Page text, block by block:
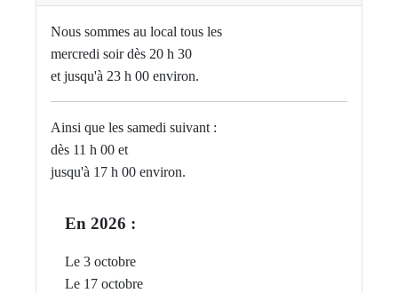
Nous sommes au local tous les
mercredi soir dès 20 h 30
et jusqu'à 23 h 00 environ.
Ainsi que les samedi suivant :
dès 11 h 00 et
jusqu'à 17 h 00 environ.
En 2026 :
Le 3 octobre
Le 17 octobre